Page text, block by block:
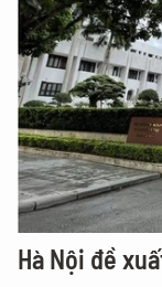
Hà Nội đề